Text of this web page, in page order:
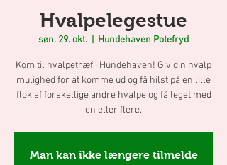
Hvalpelegestue
søn. 29. okt. Hundehaven Potefryd
Kom til hvalpetræf i Hundehaven! Giv din hvalp
mulighed for at komme ud og få hilst på en lille
flok af forskellige andre hvalpe og få leget med
en eller flere.
Man kan ikke længere tilmelde